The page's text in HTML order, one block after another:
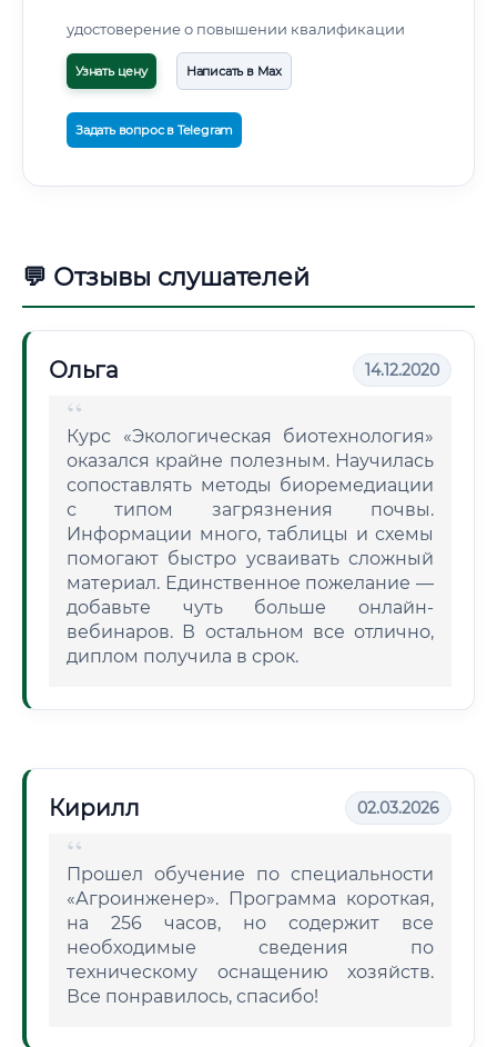
удостоверение о повышении квалификации
Узнать цену Написать в Max
Задать вопрос в Telegram
💬 Отзывы слушателей
Ольга 14.12.2020
Курс «Экологическая биотехнология»
оказался крайне полезным. Научилась
сопоставлять методы биоремедиации
с типом загрязнения почвы.
Информации много, таблицы и схемы
помогают быстро усваивать сложный
материал. Единственное пожелание —
добавьте чуть больше онлайн-
вебинаров. В остальном все отлично,
диплом получила в срок.
Кирилл 02.03.2026
Прошел обучение по специальности
«Агроинженер». Программа короткая,
на 256 часов, но содержит все
необходимые сведения по
техническому оснащению хозяйств.
Все понравилось, спасибо!